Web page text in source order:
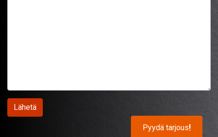
Pyydä tarjous!